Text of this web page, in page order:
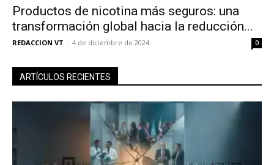
Productos de nicotina más seguros: una
transformación global hacia la reducción...
REDACCION VT - 4 de diciembre de 2024 0
ARTÍCULOS RECIENTES